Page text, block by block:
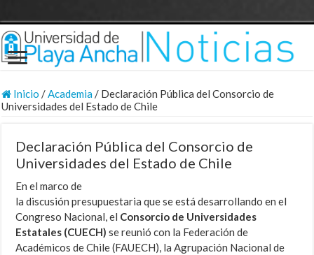
Inicio /Academia/ Declaración Pública del Consorcio de
Universidades del Estado de Chile
Declaración Pública del Consorcio de
Universidades del Estado de Chile
En el marco de
la discusión presupuestaria que se está desarrollando en el
Congreso Nacional, el Consorcio de Universidades
Estatales (CUECH) se reunió con la Federación de
Académicos de Chile (FAUECH), la Agrupación Nacional de